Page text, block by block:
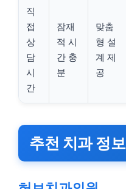
직
접
상
담
시
간
잠재
적 시
간 충
분
맞춤
형 설
계 제
공
추천 치과 정보